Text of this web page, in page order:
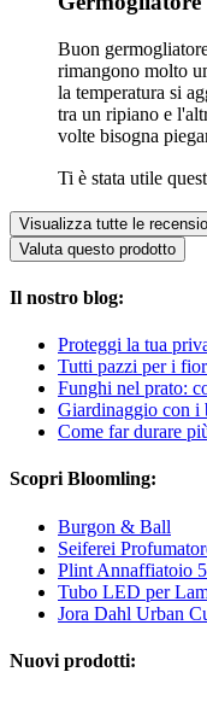
Buon
rimangono molto
la temperatura si
tra un ripiano e
volte bisogna
Ti è stata utile
Visualizza tutte le
Valuta questo prodotto
Il nostro blog:
Proteggi la tua
Tutti pazzi per i
Funghi nel prato:
Giardinaggio con i
Come far durare
Scopri Bloomling:
Burgon & Ball
Seiferei
Plint Annaffiatoio
Tubo LED per
Jora Dahl Urban
Nuovi prodotti: